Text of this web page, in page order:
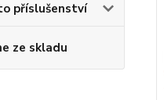
příslušenství
ze skladu